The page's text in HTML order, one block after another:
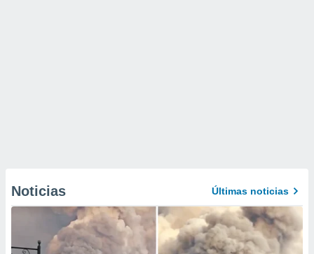
Noticias Últimas noticias